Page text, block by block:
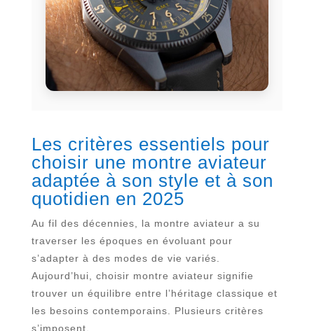
Les critères essentiels pour
choisir une montre aviateur
adaptée à son style et à son
quotidien en 2025
Au fil des décennies, la montre aviateur a su
traverser les époques en évoluant pour
s’adapter à des modes de vie variés.
Aujourd’hui, choisir montre aviateur signifie
trouver un équilibre entre l’héritage classique et
les besoins contemporains. Plusieurs critères
s’imposent.